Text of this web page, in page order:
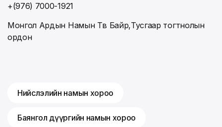
+(976) 7000-1921
Монгол Ардын Намын Төв Байр,Тусгаар тогтнолын
ордон
Нийслэлийн намын хороо
Баянгол дүүргийн намын хороо